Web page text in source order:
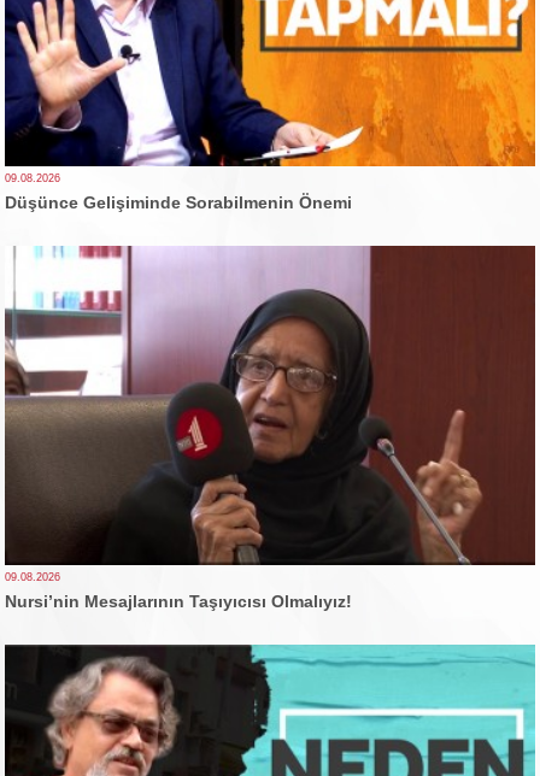
09.08.2026
Düşünce Gelişiminde Sorabilmenin Önemi
09.08.2026
Nursi’nin Mesajlarının Taşıyıcısı Olmalıyız!